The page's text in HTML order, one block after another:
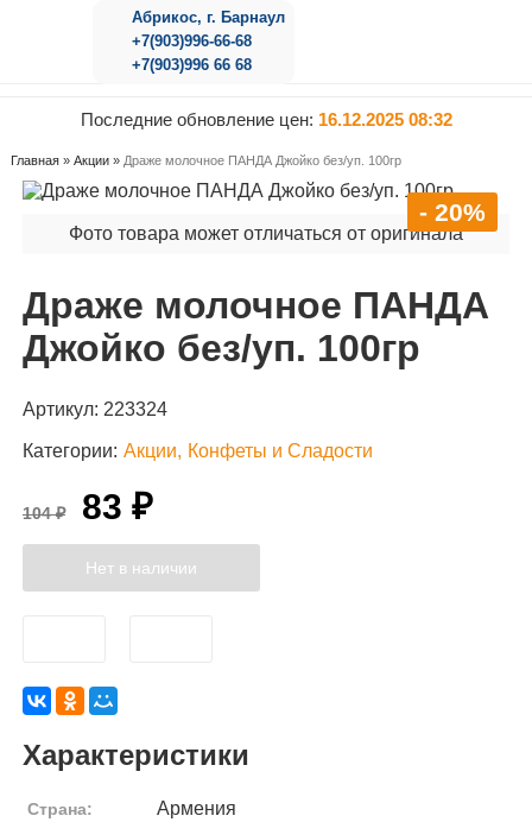
Абрикос, г. Барнаул
+7(903)996-66-68
+7(903)996 66 68
Последние обновление цен: 16.12.2025 08:32
Главная» Акции» Драже молочное ПАНДА Джойко без/уп. 100гр
- 20%
Фото товара может отличаться от оригинала
Драже молочное ПАНДА
Джойко без/уп. 100гр
Артикул: 223324
Категории: Акции Конфеты и Сладости
104 ₽ 83 ₽
Нет в наличии
Характеристики
Страна: Армения